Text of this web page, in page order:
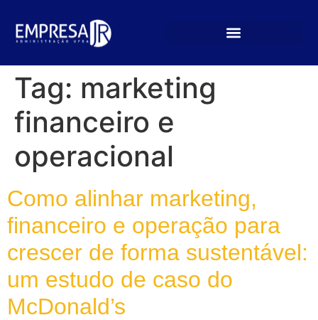
Tag: marketing
financeiro e
operacional
Como alinhar marketing,
financeiro e operação para
crescer de forma sustentável:
um estudo de caso do
McDonald’s